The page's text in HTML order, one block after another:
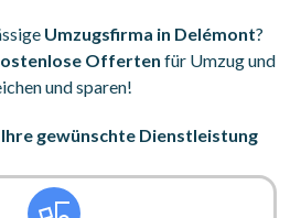
Umzugsfirma in Delémont?
Offerten für Umzug und
und sparen!
gewünschte Dienstleistung